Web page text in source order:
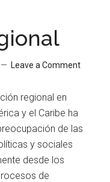
Leave a Comment
regional en
y el Caribe ha
de las
y sociales
desde los
de